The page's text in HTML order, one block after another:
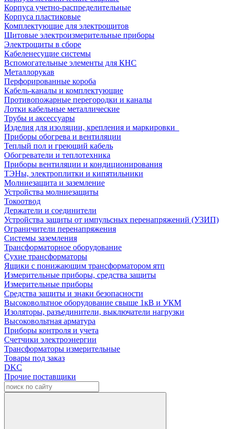
Корпуса учетно-распределительные
Корпуса пластиковые
Комплектующие для электрощитов
Щитовые электроизмерительные приборы
Электрощиты в сборе
Кабеленесущие системы
Вспомогательные элементы для КНС
Металлорукав
Перфорированные короба
Кабель-каналы и комплектующие
Противопожарные перегородки и каналы
Лотки кабельные металлические
Трубы и аксессуары
Изделия для изоляции, крепления и маркировки
Приборы обогрева и вентиляции
Теплый пол и греющий кабель
Обогреватели и теплотехника
Приборы вентиляции и кондиционирования
ТЭНы, электроплитки и кипятильники
Молниезащита и заземление
Устройства молниезащиты
Токоотвод
Держатели и соединители
Устройства защиты от импульсных перенапряжений (УЗИП)
Ограничители перенапряжения
Системы заземления
Трансформаторное оборудование
Сухие трансформаторы
Ящики с понижающим трансформатором ятп
Измерительные приборы, средства защиты
Измерительные приборы
Средства защиты и знаки безопасности
Высоковольтное оборудование свыше 1кВ и УКМ
Изоляторы, разъединители, выключатели нагрузки
Высоковольтная арматура
Приборы контроля и учета
Счетчики электроэнергии
Трансформаторы измерительные
Товары под заказ
DKC
Прочие поставщики